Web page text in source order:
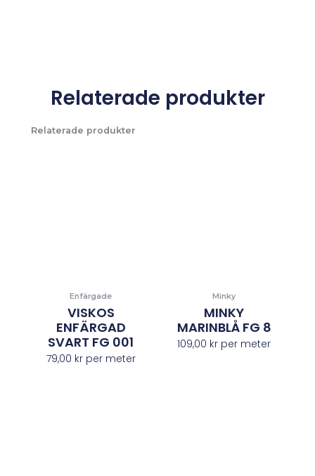
Relaterade produkter
Relaterade produkter
Enfärgade
VISKOS
ENFÄRGAD
SVART FG 001
79,00 krper meter
Minky
MINKY
MARINBLÅ FG 8
109,00 kr per meter